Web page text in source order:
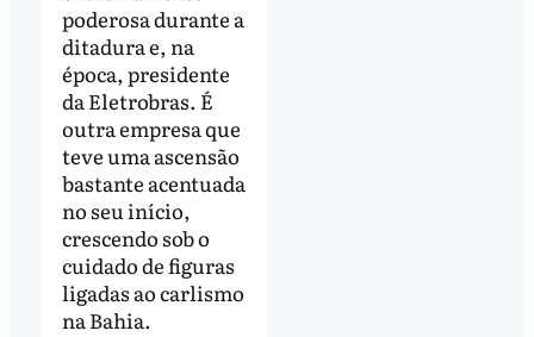
poderosa durante a
ditadura e, na
época, presidente
da Eletrobras. É
outra empresa que
teve uma ascensão
bastante acentuada
no seu início,
crescendo sob o
cuidado de figuras
ligadas ao carlismo
na Bahia.